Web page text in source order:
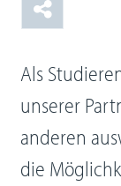
Als
unserer
anderen
die